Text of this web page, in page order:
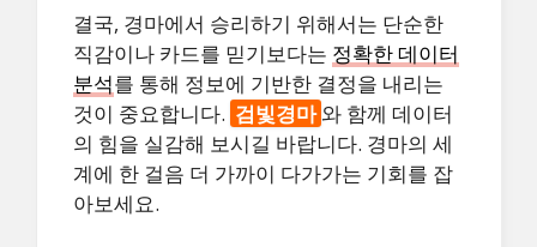
결국, 경마에서 승리하기 위해서는 단순한
직감이나 카드를 믿기보다는 정확한 데이터
분석를 통해 정보에 기반한 결정을 내리는
것이 중요합니다. 검빛경마 와 함께 데이터
의 힘을 실감해 보시길 바랍니다. 경마의 세
계에 한 걸음 더 가까이 다가가는 기회를 잡
아보세요.